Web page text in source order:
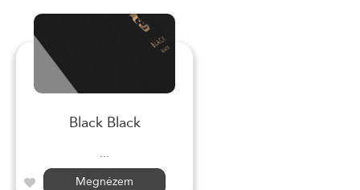
Black Black
...
Megnézem